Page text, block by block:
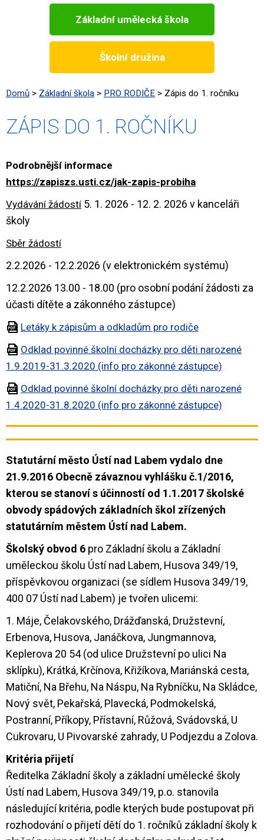
Základní umělecká škola
Školní družina
Domů > Základní škola > PRO RODIČE > Zápis do 1. ročníku
ZÁPIS DO 1. ROČNÍKU
Podrobnější informace
https://zapiszs.usti.cz/jak-zapis-probiha
Vydávání žádostí 5. 1. 2026 - 12. 2. 2026 v kanceláři
školy
Sběr žádostí
2.2.2026 - 12.2.2026 (v elektronickém systému)
12.2.2026 13.00 - 18.00 (pro osobní podání žádosti za
účasti dítěte a zákonného zástupce)
Letáky k zápisům a odkladům pro rodiče
Odklad povinné školní docházky pro děti narozené
1.9.2019-31.3.2020 (info pro zákonné zástupce)
Odklad povinné školní docházky pro děti narozené
1.4.2020-31.8.2020 (info pro zákonné zástupce)
Statutární město Ústí nad Labem vydalo dne
21.9.2016 Obecně závaznou vyhlášku č.1/2016,
kterou se stanoví s účinností od 1.1.2017 školské
obvody spádových základních škol zřízených
statutárním městem Ústí nad Labem.
Školský obvod 6 pro Základní školu a Základní
uměleckou školu Ústí nad Labem, Husova 349/19,
příspěvkovou organizaci (se sídlem Husova 349/19,
400 07 Ústí nad Labem) je tvořen ulicemi:
1. Máje, Čelakovského, Drážďanská, Družstevní,
Erbenova, Husova, Janáčkova, Jungmannova,
Keplerova 20 54 (od ulice Družstevní po ulici Na
sklípku), Krátká, Krčínova, Křižíkova, Mariánská cesta,
Matiční, Na Břehu, Na Náspu, Na Rybníčku, Na Skládce,
Nový svět, Pekařská, Plavecká, Podmokelská,
Postranní, Příkopy, Přístavní, Růžová, Svádovská, U
Cukrovaru, U Pivovarské zahrady, U Podjezdu a Zolova.
Kritéria přijetí
Ředitelka Základní školy a základní umělecké školy
Ústí nad Labem, Husova 349/19, p.o. stanovila
následující kritéria, podle kterých bude postupovat při
rozhodování o přijetí dětí do 1. ročníků základní školy k